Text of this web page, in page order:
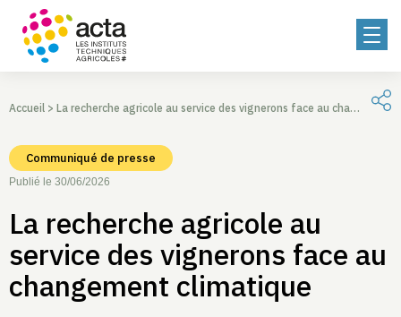
Accueil > La recherche agricole au service des vignerons face au changement climatique
Communiqué de presse
Publié le 30/06/2026
La recherche agricole au
service des vignerons face au
changement climatique